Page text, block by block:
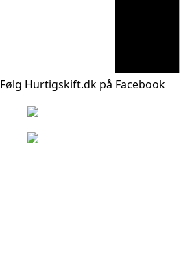
Følg Hurtigskift.dk på Facebook